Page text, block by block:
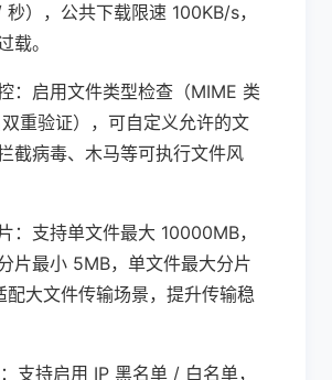
秒），公共下载限速 100KB/s，
载。
：启用文件类型检查（MIME 类
重验证），可自定义允许的文
截病毒、木马等可执行文件风
：支持单文件最大 10000MB，
片最小 5MB，单文件最大分片
配大文件传输场景，提升传输稳
支持启用 IP 黑名单 / 白名单，